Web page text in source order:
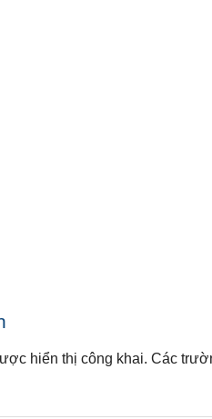
hiển thị công khai. Các